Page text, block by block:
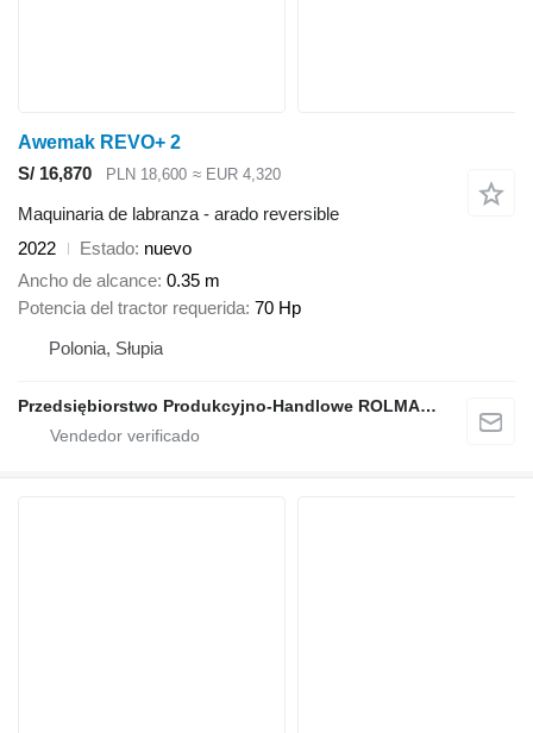
Awemak REVO+ 2
S/ 16,870
PLN 18,600 ≈ EUR 4,320
Maquinaria de labranza - arado reversible
2022
Estado nuevo
Ancho de alcance 0.35 m
Potencia del tractor requerida 70 Hp
Polonia, Słupia
Przedsiębiorstwo Produkcyjno-Handlowe ROLMAPOL Marcin Dziekan